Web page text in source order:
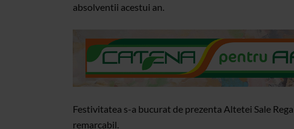
absolventii acestui an.
Festivitatea s-a bucurat de prezenta Altetei Sale
remarcabil.